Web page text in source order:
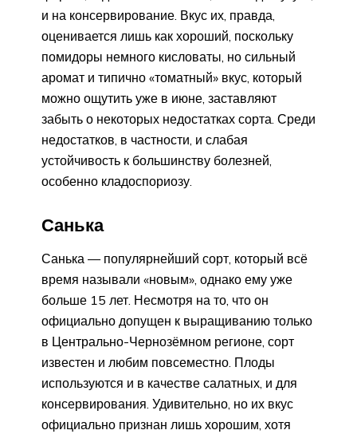
и на консервирование. Вкус их, правда,
оценивается лишь как хороший, поскольку
помидоры немного кисловаты, но сильный
аромат и типично «томатный» вкус, который
можно ощутить уже в июне, заставляют
забыть о некоторых недостатках сорта. Среди
недостатков, в частности, и слабая
устойчивость к большинству болезней,
особенно кладоспориозу.
Санька
Санька — популярнейший сорт, который всё
время называли «новым», однако ему уже
больше 15 лет. Несмотря на то, что он
официально допущен к выращиванию только
в Центрально-Чернозёмном регионе, сорт
известен и любим повсеместно. Плоды
используются и в качестве салатных, и для
консервирования. Удивительно, но их вкус
официально признан лишь хорошим, хотя